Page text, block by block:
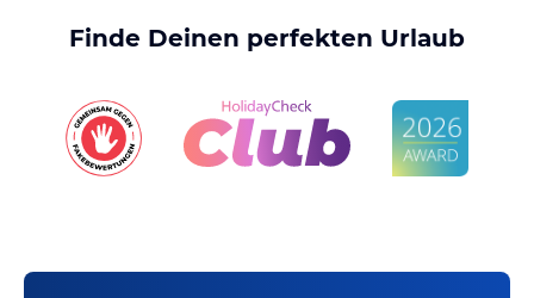
Finde Deinen perfekten Urlaub